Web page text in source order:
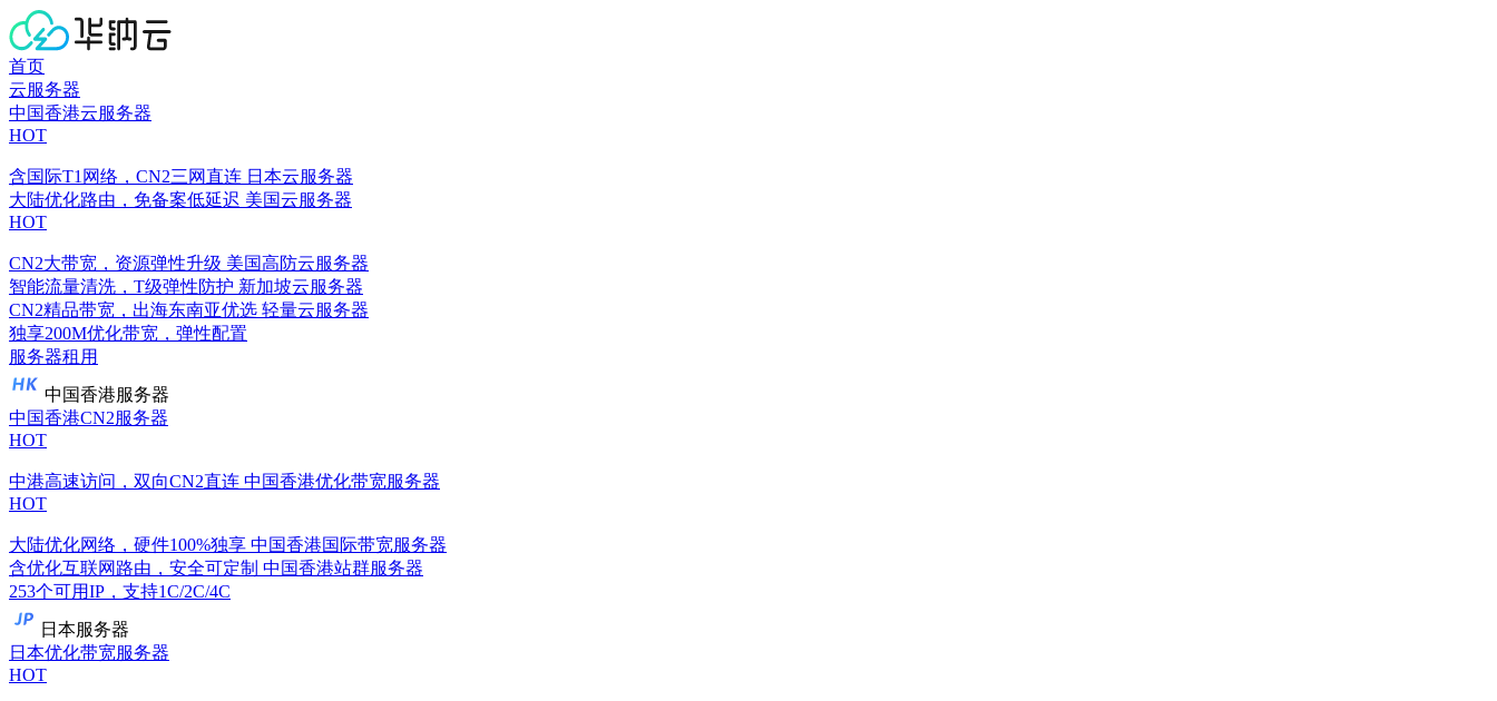
首页
云服务器
中国香港云服务器
HOT
含国际T1网络，CN2三网直连 日本云服务器
大陆优化路由，免备案低延迟 美国云服务器
HOT
CN2大带宽，资源弹性升级 美国高防云服务器
智能流量清洗，T级弹性防护 新加坡云服务器
CN2精品带宽，出海东南亚优选 轻量云服务器
独享200M优化带宽，弹性配置
服务器租用
中国香港服务器
中国香港CN2服务器
HOT
中港高速访问，双向CN2直连 中国香港优化带宽服务器
HOT
大陆优化网络，硬件100%独享 中国香港国际带宽服务器
含优化互联网路由，安全可定制 中国香港站群服务器
253个可用IP，支持1C/2C/4C
日本服务器
日本优化带宽服务器
HOT